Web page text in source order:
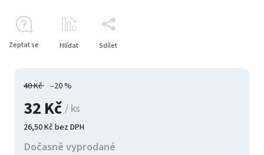
40 Kč –20 %
32 Kč/ ks
26,50 Kč bez DPH
Dočasně vyprodané
Zeptat se Hlídat Sdílet